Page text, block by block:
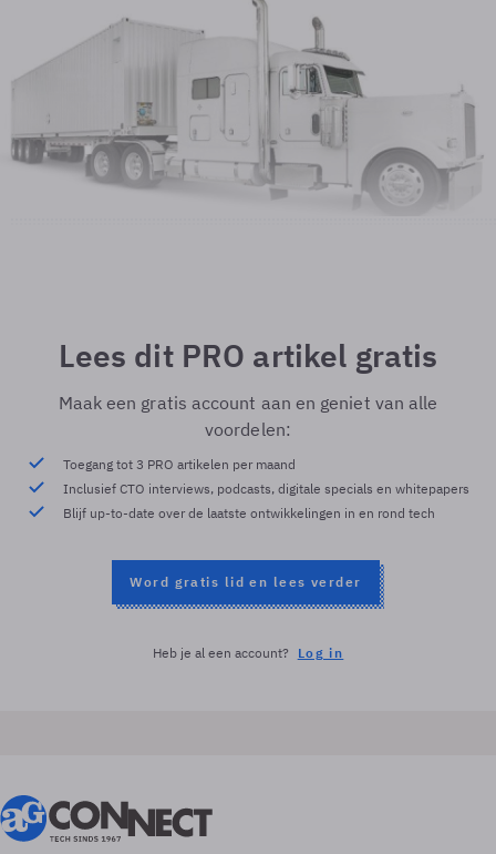
Lees dit PRO artikel gratis
Maak een gratis account aan en geniet van alle
voordelen:
Toegang tot 3 PRO artikelen per maand
Inclusief CTO interviews, podcasts, digitale specials en whitepapers
Blijf up-to-date over de laatste ontwikkelingen in en rond tech
Word gratis lid en lees verder
Heb je al een account? Log in